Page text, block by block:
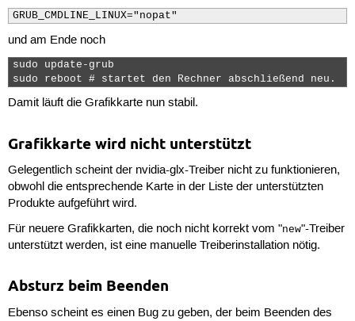
GRUB_CMDLINE_LINUX="nopat"
und am Ende noch
sudo update-grub
sudo reboot # startet den Rechner abschließend neu.
Damit läuft die Grafikkarte nun stabil.
Grafikkarte wird nicht unterstützt
Gelegentlich scheint der nvidia-glx-Treiber nicht zu funktionieren,
obwohl die entsprechende Karte in der Liste der unterstützten
Produkte aufgeführt wird.
Für neuere Grafikkarten, die noch nicht korrekt vom "new"-Treiber
unterstützt werden, ist eine manuelle Treiberinstallation nötig.
Absturz beim Beenden
Ebenso scheint es einen Bug zu geben, der beim Beenden des